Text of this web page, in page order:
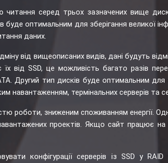
серед трьох зазначених вище
оптимальним для зберігання великої
даних.
від вищеописаних видів, дані будуть
від SSD, це можливість багато разів
Другий тип дисків буде оптимальним для
навантаженням, термінальних серверів та
роботи, зниженим споживанням енергії.
проектів. Якщо сайт працює
конфігурації серверів із SSD у